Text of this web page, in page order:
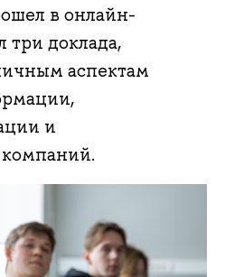
в онлайн-
три доклада,
аспектам
и
компаний.